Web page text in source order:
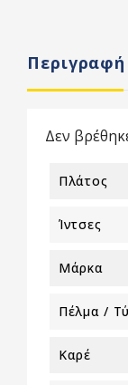
Δεν
Πλάτος
Ίντσες
Μάρκα
Πέλμα /
Καρέ